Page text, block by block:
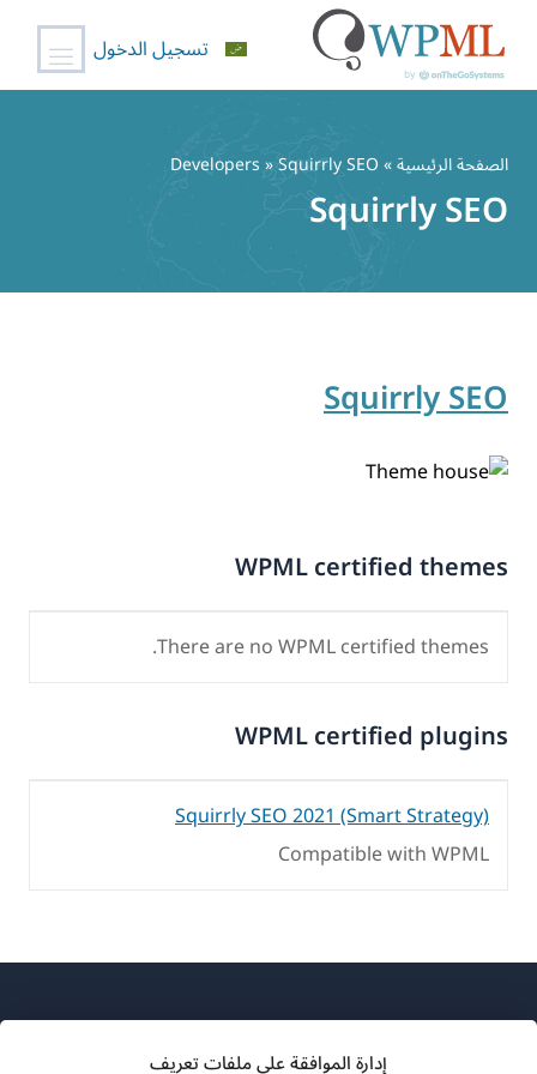
إدارة الموافقة على ملفات تعريف
المحتوى
تسجيل الدخول
الصفحة الرئيسية» Developers » Squirrly SEO
Squirrly SEO
Squirrly SEO
WPML certified themes
There are no WPML certified themes.
WPML certified plugins
Squirrly SEO 2021 (Smart Strategy)
Compatible with WPML